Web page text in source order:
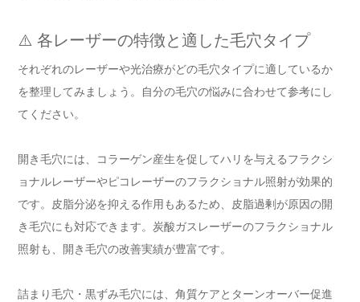
⚠️ 各レーザーの特徴と適した毛穴タイプ
それぞれのレーザーや光治療がどの毛穴タイプに適しているか
を整理してみましょう。自分の毛穴の悩みに合わせて参考にし
てください。
開き毛穴には、コラーゲン産生を促してハリを与えるフラクシ
ョナルレーザーやピコレーザーのフラクショナル照射が効果的
です。皮脂分泌を抑える作用もあるため、皮脂過剰が原因の開
き毛穴にも対応できます。炭酸ガスレーザーのフラクショナル
照射も、開き毛穴の改善実績が豊富です。
詰まり毛穴・黒ずみ毛穴には、角質ケアとターンオーバー促進